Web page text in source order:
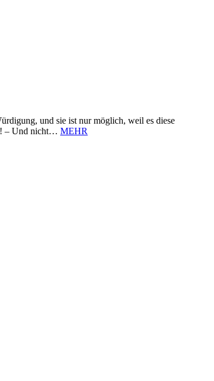
und sie ist nur möglich, weil es diese
– Und nicht… MEHR